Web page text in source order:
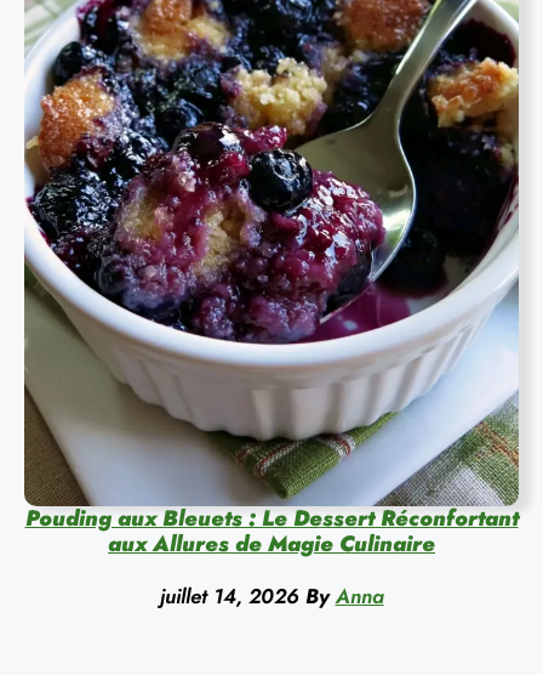
Pouding aux Bleuets : Le Dessert Réconfortant
aux Allures de Magie Culinaire
juillet 14, 2026 By Anna